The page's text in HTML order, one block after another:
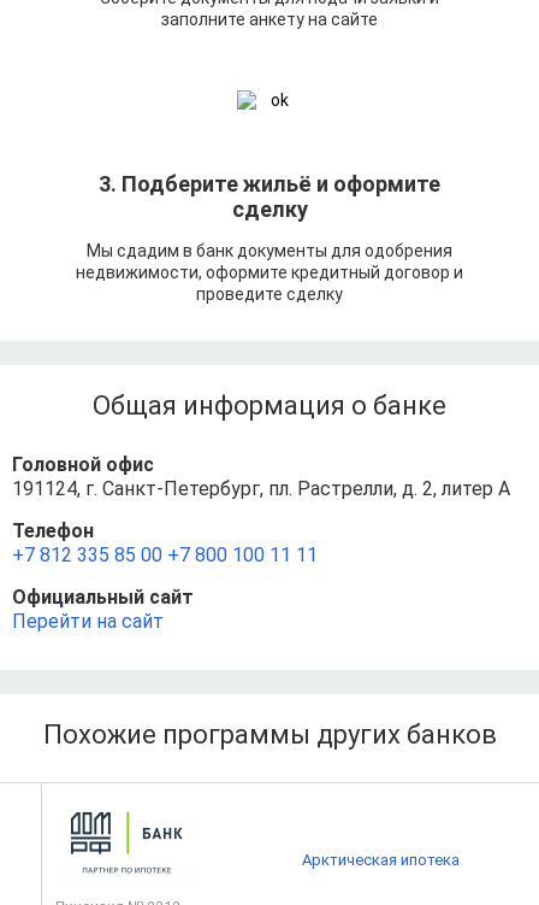
заполните анкету на сайте
3. Подберите жильё и оформите
сделку
Мы сдадим в банк документы для одобрения
недвижимости, оформите кредитный договор и
проведите сделку
Общая информация о банке
Головной офис
191124, г. Санкт-Петербург, пл. Растрелли, д. 2, литер А
Телефон
+7 812 335 85 00 +7 800 100 11 11
Официальный сайт
Перейти на сайт
Похожие программы других банков
Арктическая ипотека